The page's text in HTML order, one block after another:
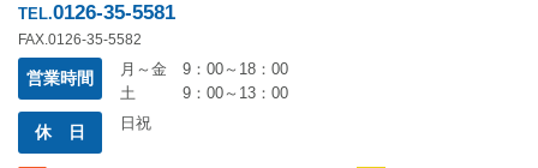
TEL.0126-35-5581
FAX.0126-35-5582
営業時間
月～金 9：00～18：00
土 9：00～13：00
休 日 日祝